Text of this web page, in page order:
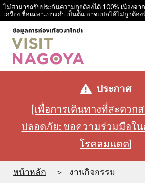
ไม่สามารถรับประกันความถูกต้องได้ 100% เนื่องจา
เครื่อง ชื่อเฉพาะบางคำ เป็นต้น อาจแปลได้ไม่ถูกต้อง
ประกาศ
[เพื่อการเดินทางที่สะดวก
ปลอดภัย: ขอความร่วมมือใน
โรคลมแดด]
หน้าหลัก งานกิจกรรม